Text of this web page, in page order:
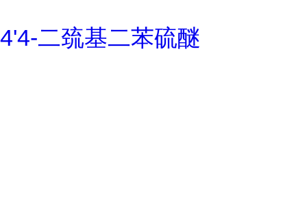
4'4-二巯基二苯硫醚